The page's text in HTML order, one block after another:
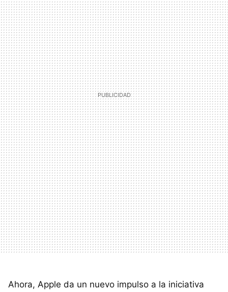
Ahora, Apple da un nuevo impulso a la iniciativa